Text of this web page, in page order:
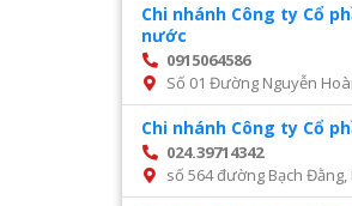
Chi nhánh Công ty Cổ
nước
0915064586
Số 01 Đường Nguyễn
Chi nhánh Công ty Cổ
024.39714342
số 564 đường Bạch